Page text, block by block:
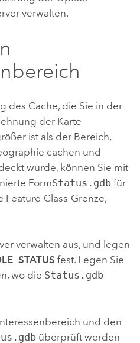
verwalten.
des Cache, die Sie in der
der Karte
ist als der Bereich,
cachen und
wurde, können Sie mit
FormStatus.gdb für
Class-Grenze,
verwalten aus, und legen
fest. Legen Sie
wo die Status.gdb
und den
überprüft werden